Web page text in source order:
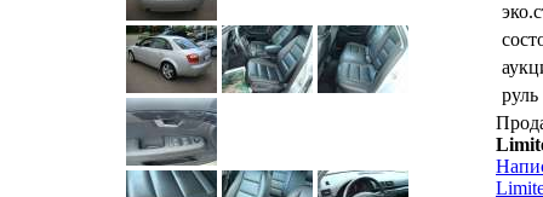
руль